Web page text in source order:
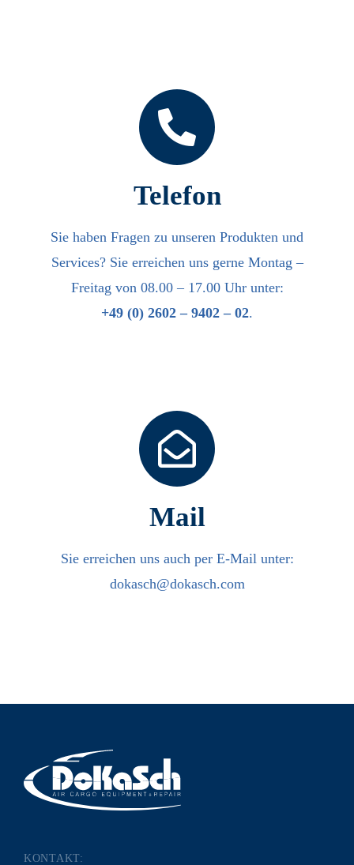
Telefon
Sie haben Fragen zu unseren Produkten und
Services? Sie erreichen uns gerne Montag –
Freitag von 08.00 – 17.00 Uhr unter:
+49 (0) 2602 – 9402 – 02.
Mail
Sie erreichen uns auch per E-Mail unter:
dokasch@dokasch.com
KONTAKT: